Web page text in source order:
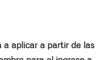
a aplicar a partir de las